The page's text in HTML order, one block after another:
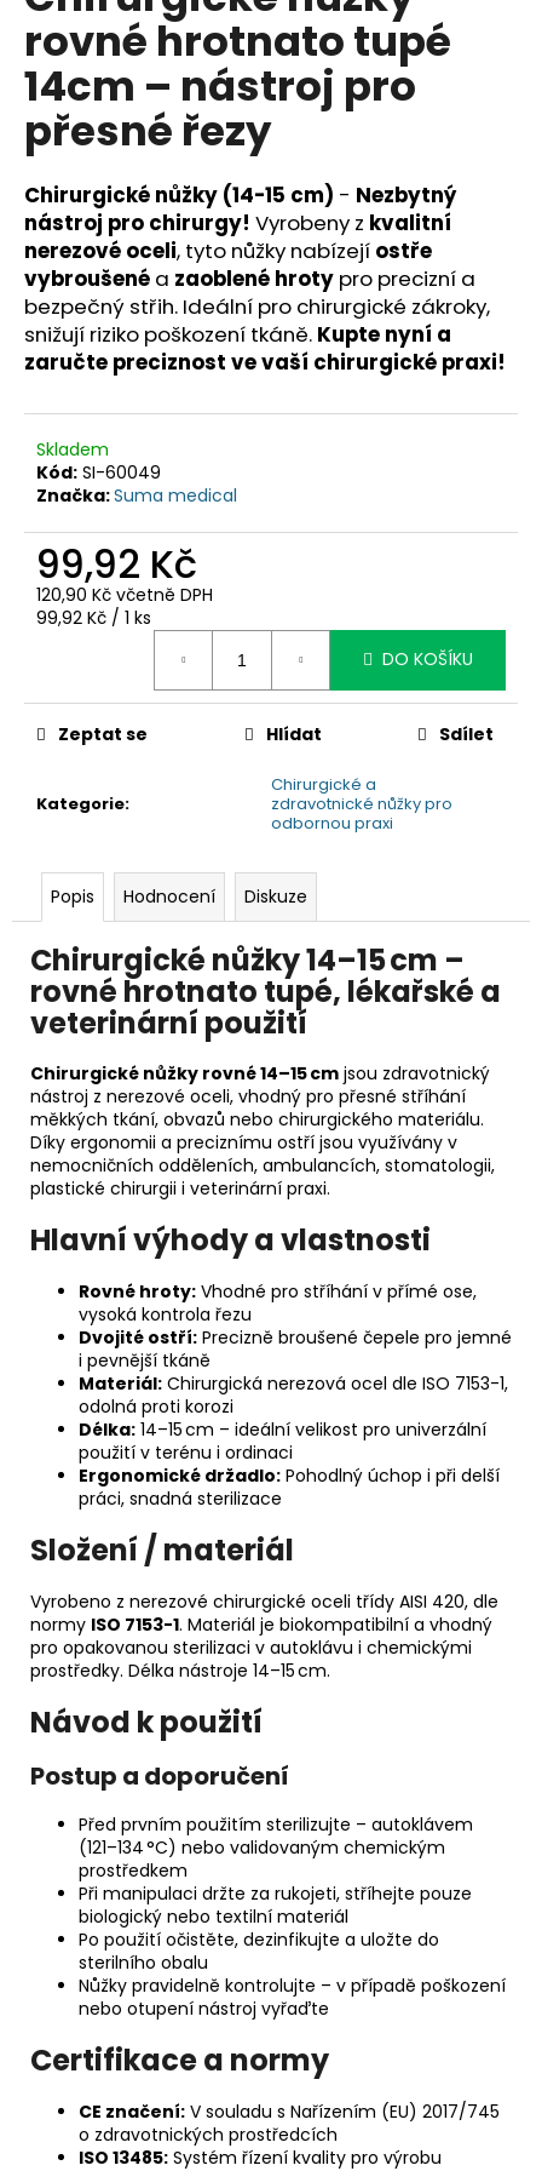
5
hvězdiček.
rovné hrotnato tupé
14cm – nástroj pro
přesné řezy
Chirurgické nůžky (14-15 cm) - Nezbytný
nástroj pro chirurgy! Vyrobeny z kvalitní
nerezové oceli, tyto nůžky nabízejí ostře
vybroušené a zaoblené hroty pro precizní a
bezpečný střih. Ideální pro chirurgické zákroky,
snižují riziko poškození tkáně. Kupte nyní a
zaručte preciznost ve vaší chirurgické praxi!
Skladem
Kód: SI-60049
Značka:Suma medical
99,92 Kč
120,90 Kč včetně DPH
Měrná
99,92 Kč / 1 ks
DO KOŠÍKU
Kategorie:
Chirurgické a
zdravotnické nůžky pro
odbornou praxi
Zeptat se Hlídat Sdílet
Popis Hodnocení Diskuze
Chirurgické nůžky 14–15 cm –
rovné hrotnato tupé, lékařské a
veterinární použití
Chirurgické nůžky rovné 14–15 cm jsou zdravotnický
nástroj z nerezové oceli, vhodný pro přesné stříhání
měkkých tkání, obvazů nebo chirurgického materiálu.
Díky ergonomii a preciznímu ostří jsou využívány v
nemocničních odděleních, ambulancích, stomatologii,
plastické chirurgii i veterinární praxi.
Hlavní výhody a vlastnosti
Rovné hroty: Vhodné pro stříhání v přímé ose,
vysoká kontrola řezu
Dvojité ostří: Precizně broušené čepele pro jemné
i pevnější tkáně
Materiál: Chirurgická nerezová ocel dle ISO 7153-1,
odolná proti korozi
Délka: 14–15 cm – ideální velikost pro univerzální
použití v terénu i ordinaci
Ergonomické držadlo: Pohodlný úchop i při delší
práci, snadná sterilizace
Složení / materiál
Vyrobeno z nerezové chirurgické oceli třídy AISI 420, dle
normy ISO 7153-1. Materiál je biokompatibilní a vhodný
pro opakovanou sterilizaci v autoklávu i chemickými
prostředky. Délka nástroje 14–15 cm.
Návod k použití
Postup a doporučení
Před prvním použitím sterilizujte – autoklávem
(121–134 °C) nebo validovaným chemickým
prostředkem
Při manipulaci držte za rukojeti, stříhejte pouze
biologický nebo textilní materiál
Po použití očistěte, dezinfikujte a uložte do
sterilního obalu
Nůžky pravidelně kontrolujte – v případě poškození
nebo otupení nástroj vyřaďte
Certifikace a normy
CE značení: V souladu s Nařízením (EU) 2017/745
o zdravotnických prostředcích
ISO 13485: Systém řízení kvality pro výrobu
a
j
í
t
?
HLEDAT
o
p
o
u
e